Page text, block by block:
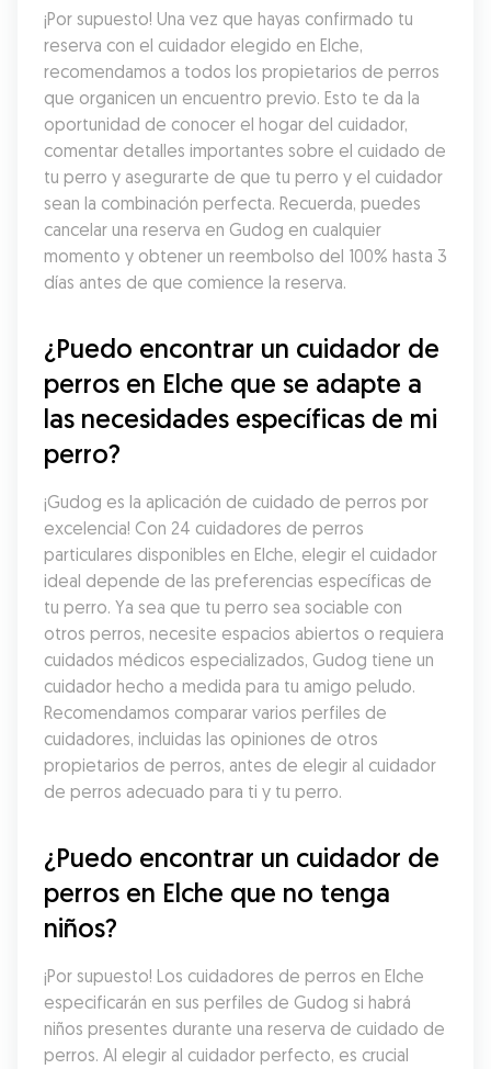
¡Por supuesto! Una vez que hayas confirmado tu
reserva con el cuidador elegido en Elche,
recomendamos a todos los propietarios de perros
que organicen un encuentro previo. Esto te da la
oportunidad de conocer el hogar del cuidador,
comentar detalles importantes sobre el cuidado de
tu perro y asegurarte de que tu perro y el cuidador
sean la combinación perfecta. Recuerda, puedes
cancelar una reserva en Gudog en cualquier
momento y obtener un reembolso del 100% hasta 3
días antes de que comience la reserva.
¿Puedo encontrar un cuidador de
perros en Elche que se adapte a
las necesidades específicas de mi
perro?
¡Gudog es la aplicación de cuidado de perros por
excelencia! Con 24 cuidadores de perros
particulares disponibles en Elche, elegir el cuidador
ideal depende de las preferencias específicas de
tu perro. Ya sea que tu perro sea sociable con
otros perros, necesite espacios abiertos o requiera
cuidados médicos especializados, Gudog tiene un
cuidador hecho a medida para tu amigo peludo.
Recomendamos comparar varios perfiles de
cuidadores, incluidas las opiniones de otros
propietarios de perros, antes de elegir al cuidador
de perros adecuado para ti y tu perro.
¿Puedo encontrar un cuidador de
perros en Elche que no tenga
niños?
¡Por supuesto! Los cuidadores de perros en Elche
especificarán en sus perfiles de Gudog si habrá
niños presentes durante una reserva de cuidado de
perros. Al elegir al cuidador perfecto, es crucial